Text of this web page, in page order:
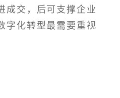
成交，后可支撑企业
字化转型最需要重视